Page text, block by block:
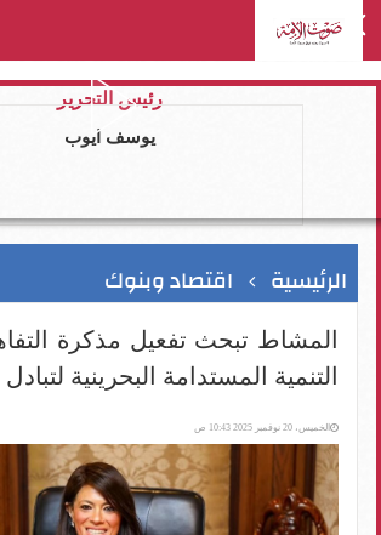
رئيس التحرير
يوسف ايوب
الرئيسية اقتصاد وبنوك
المشاط تبحث تفعيل مذكرة
التنمية المستدامة البحرينية
الخميس، 20 نوفمبر 2025 10:43 ص